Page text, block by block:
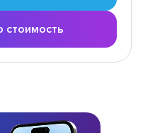
стоимость